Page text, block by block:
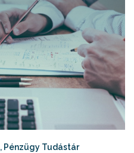
, Pénzügy Tudástár